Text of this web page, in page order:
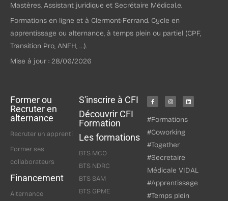
Mastères, Assistant juridique et Secrétaire Médical.e.
Formations en ligne et à Clermont-Ferrand. Cycle en
apprentissage ou alternance, à temps plein ou partiel (CPF,
Transition Pro, ANFH, …).
Mise à jour : 28/06/2026
Former ou
Recruter en
alternance
Recruter un apprenti
Former ses
collaborateurs
Financement
Alternance
S'inscrire à CFI
Découvrir CFI
Formation
Les formations
BTS MCO
BTS NDRC
BTS SAM
BTS GPME
#Formations
#Coworking
#Together
#Secretaire
Médicale VIDAL
#Apprentissage
#Temps plein